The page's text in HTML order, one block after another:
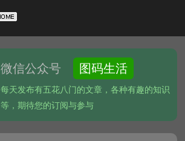
微信公众号 图码生活
每天发布有五花八门的文章，各种有趣的知识
等，期待您的订阅与参与